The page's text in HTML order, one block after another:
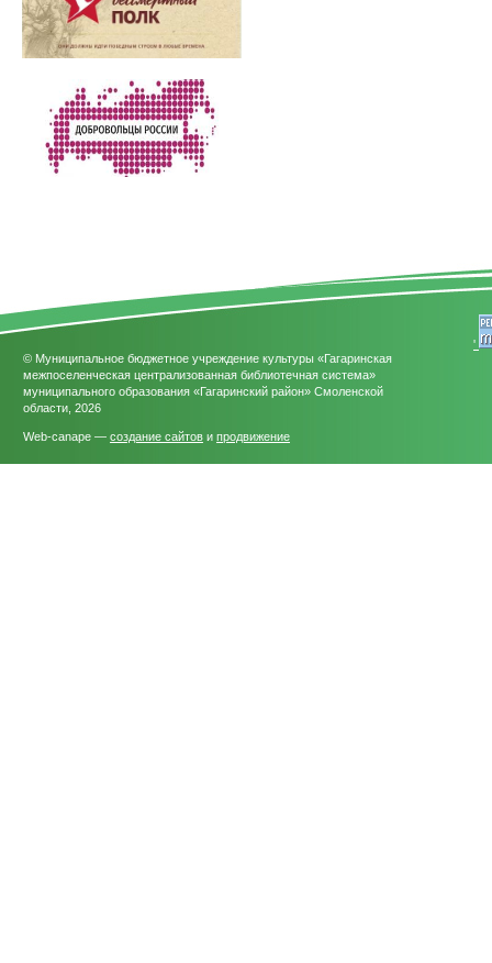
© Муниципальное бюджетное учреждение культуры «Гагаринская
межпоселенческая централизованная библиотечная система»
муниципального образования «Гагаринский район» Смоленской
области, 2026
Web-canape — создание сайтов и продвижение
'